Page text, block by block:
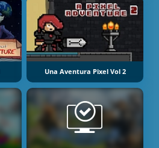
Una Aventura Pixel Vol 2